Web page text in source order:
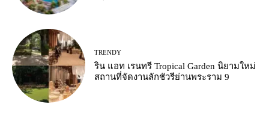
TRENDY
ริน แอท เรนทรี Tropical Garden นิยามใหม่
สถานที่จัดงานลักชัวรีย่านพระราม 9